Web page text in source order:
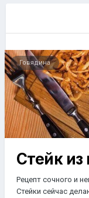
Говядина
Стейк
Рецепт сочного и
Стейки сейчас